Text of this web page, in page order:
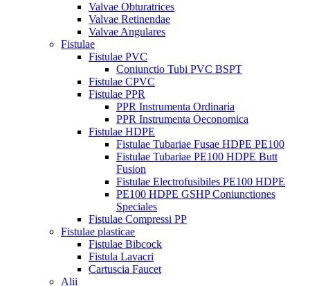
Valvae Obturatrices
Valvae Retinendae
Valvae Angulares
Fistulae
Fistulae PVC
Coniunctio Tubi PVC BSPT
Fistulae CPVC
Fistulae PPR
PPR Instrumenta Ordinaria
PPR Instrumenta Oeconomica
Fistulae HDPE
Fistulae Tubariae Fusae HDPE PE100
Fistulae Tubariae PE100 HDPE Butt
Fusion
Fistulae Electrofusibiles PE100 HDPE
PE100 HDPE GSHP Coniunctiones
Speciales
Fistulae Compressi PP
Fistulae plasticae
Fistulae Bibcock
Fistula Lavacri
Cartuscia Faucet
Alii